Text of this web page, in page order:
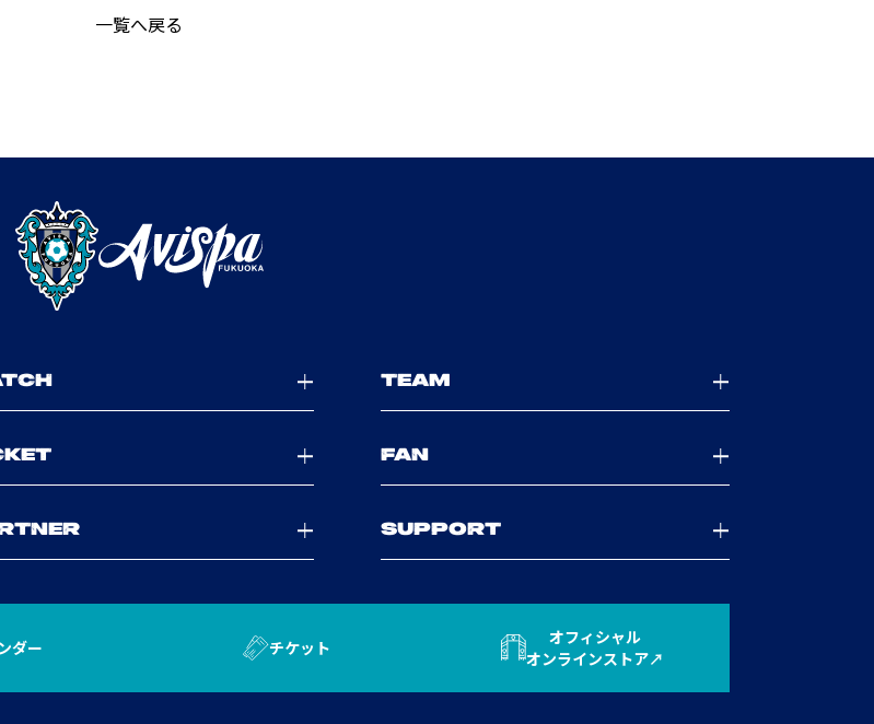
一覧へ戻る
TEAM
FAN
SUPPORT
ダー チケット
オフィシャル
オンラインストア